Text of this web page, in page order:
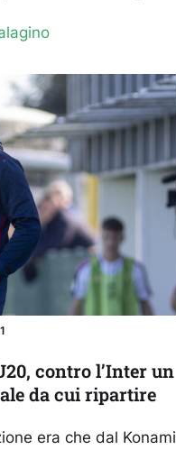
vinta per 1-0. Kehayov
contro l’Inter un
da cui ripartire
era che dal Konami